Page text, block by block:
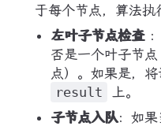
于每个节点，算法执
左叶子节点检查：
否是一个叶子节
点）。如果是，
result
上。
子节点入队：如